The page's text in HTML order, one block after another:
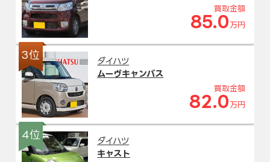
買取金額
85.0 万円
3位
ダイハツ
ムーヴキャンバス
買取金額
82.0 万円
4位
ダイハツ
キャスト